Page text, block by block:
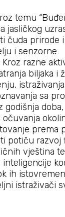
temu
jasličkog
čuda prirode
i senzorne
razne
biljaka i
sa
godišnja doba,
prema
potiču razvoj
vještina te
ih
istraživači